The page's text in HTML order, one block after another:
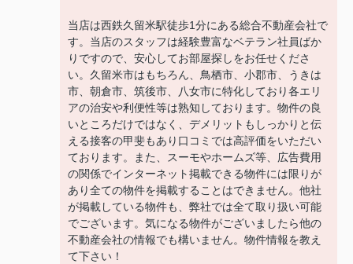
当店は西鉄久留米駅徒歩1分にある総合不動産会社で
す。当店のスタッフは経験豊富なベテラン社員ばか
りですので、安心してお部屋探しをお任せくださ
い。久留米市はもちろん、鳥栖市、小郡市、うきは
市、朝倉市、筑後市、八女市に特化しており各エリ
アの治安や利便性等は熟知しております。物件の良
いところだけではなく、デメリットもしっかりと伝
える接客の甲斐もあり口コミでは高評価をいただい
ております。また、スーモやホームズ等、広告費用
の関係でインターネット掲載できる物件には限りが
あり全ての物件を掲載することはできません。他社
が掲載している物件も、弊社では全て取り扱い可能
でございます。気になる物件がございましたら他の
不動産会社の情報でも構いません。物件情報を教え
て下さい！